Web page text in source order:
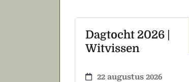
Dagtocht 2026 |
Witvissen
22 augustus 2026